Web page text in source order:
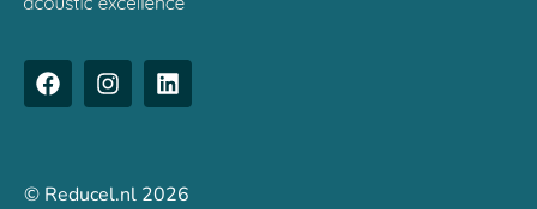
© Reducel.nl 2026